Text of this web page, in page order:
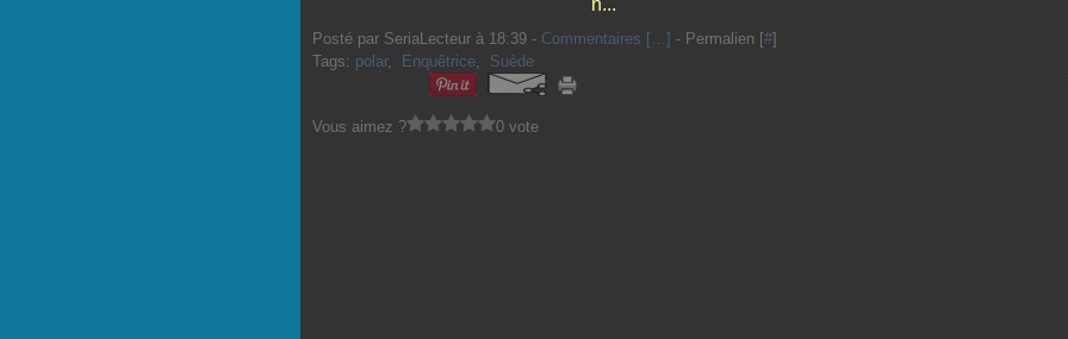
n...
Posté par SeriaLecteur à 18:39 - Commentaires […] - Permalien [#]
Tags: polar, Enquêtrice, Suède
Vous aimez ? 0 vote